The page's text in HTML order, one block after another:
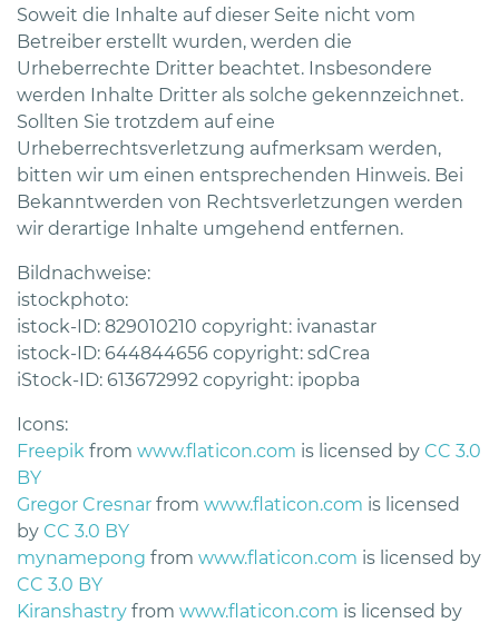
Soweit die Inhalte auf dieser Seite nicht vom
Betreiber erstellt wurden, werden die
Urheberrechte Dritter beachtet. Insbesondere
werden Inhalte Dritter als solche gekennzeichnet.
Sollten Sie trotzdem auf eine
Urheberrechtsverletzung aufmerksam werden,
bitten wir um einen entsprechenden Hinweis. Bei
Bekanntwerden von Rechtsverletzungen werden
wir derartige Inhalte umgehend entfernen.
Bildnachweise:
istockphoto:
istock-ID: 829010210 copyright: ivanastar
istock-ID: 644844656 copyright: sdCrea
iStock-ID: 613672992 copyright: ipopba
Icons:
Freepik from www.flaticon.com is licensed by CC 3.0
BY
Gregor Cresnar from www.flaticon.com is licensed
by CC 3.0 BY
mynamepong from www.flaticon.com is licensed by
CC 3.0 BY
Kiranshastry from www.flaticon.com is licensed by